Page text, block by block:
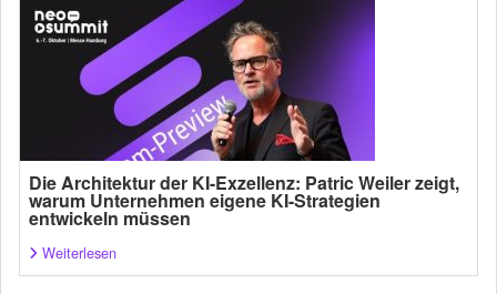
Die Architektur der KI-Exzellenz: Patric Weiler zeigt,
warum Unternehmen eigene KI-Strategien
entwickeln müssen
Weiterlesen